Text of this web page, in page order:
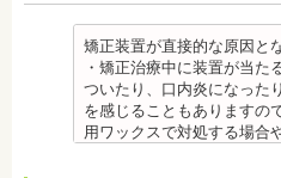
矯正装置が直接的な原因と
・矯正治療中に装置が当た
ついたり、口内炎になった
を感じることもありますの
用ワックスで対処する場合